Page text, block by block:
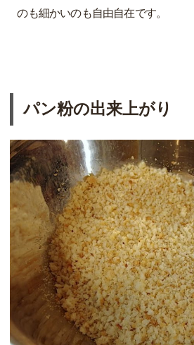
のも細かいのも自由自在です。
パン粉の出来上がり